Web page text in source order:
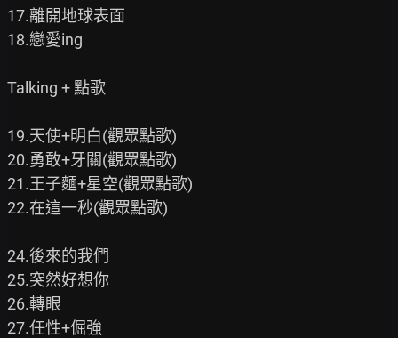
17.離開地球表面
18.戀愛ing
Talking + 點歌
19.天使+明白(觀眾點歌)
20.勇敢+牙關(觀眾點歌)
21.王子麵+星空(觀眾點歌)
22.在這一秒(觀眾點歌)
24.後來的我們
25.突然好想你
26.轉眼
27.任性+倔強